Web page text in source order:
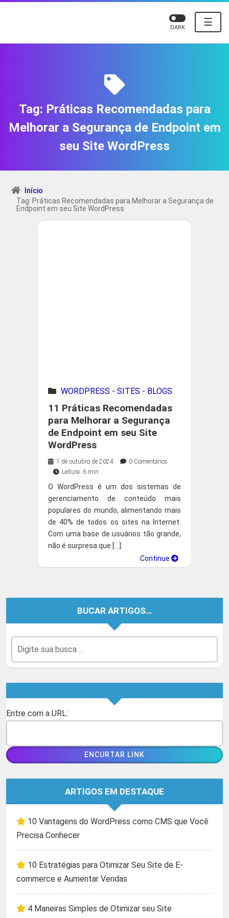
☰
DARK
Tag: Práticas Recomendadas para
Melhorar a Segurança de Endpoint em
seu Site WordPress
Início
Tag: Práticas Recomendadas para Melhorar a Segurança de
Endpoint em seu Site WordPress
WORDPRESS - SITES - BLOGS
11 Práticas Recomendadas
para Melhorar a Segurança
de Endpoint em seu Site
WordPress
1 de outubro de 2024
0 Comentários
Leitura: 6 min
O WordPress é um dos sistemas de
gerenciamento de conteúdo mais
populares do mundo, alimentando mais
de 40% de todos os sites na Internet.
Com uma base de usuários tão grande,
não é surpresa que […]
Continue
BUCAR ARTIGOS…
Entre com a URL:
ARTIGOS EM DESTAQUE
10 Vantagens do WordPress como CMS que Você
Precisa Conhecer
10 Estratégias para Otimizar Seu Site de E-
commerce e Aumentar Vendas
4 Maneiras Simples de Otimizar seu Site